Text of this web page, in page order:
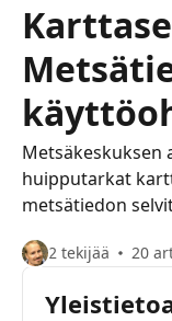
Metsäkeskuksen
huipputarkat
metsätiedon
2 tekijää 20